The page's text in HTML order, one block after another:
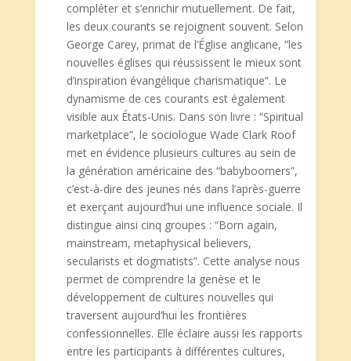
compléter et s’enrichir mutuellement. De fait,
les deux courants se rejoignent souvent. Selon
George Carey, primat de l’Église anglicane, “les
nouvelles églises qui réussissent le mieux sont
d’inspiration évangélique charismatique”. Le
dynamisme de ces courants est également
visible aux États-Unis. Dans son livre : “Spiritual
marketplace”, le sociologue Wade Clark Roof
met en évidence plusieurs cultures au sein de
la génération américaine des “babyboomers”,
c’est-à-dire des jeunes nés dans l’après-guerre
et exerçant aujourd’hui une influence sociale. Il
distingue ainsi cinq groupes : “Born again,
mainstream, metaphysical believers,
secularists et dogmatists”. Cette analyse nous
permet de comprendre la genèse et le
développement de cultures nouvelles qui
traversent aujourd’hui les frontières
confessionnelles. Elle éclaire aussi les rapports
entre les participants à différentes cultures,